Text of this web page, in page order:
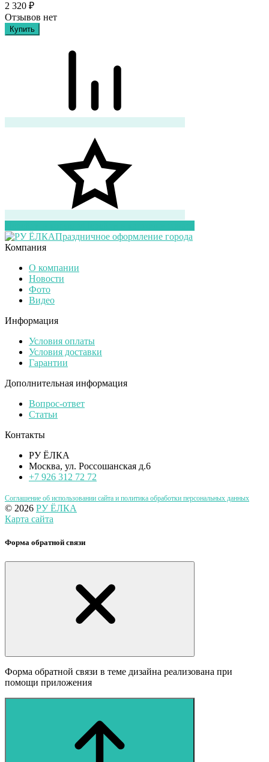
2 320 ₽
Отзывов нет
Праздничное оформление города
Компания
О компании
Новости
Фото
Видео
Информация
Условия оплаты
Условия доставки
Гарантии
Дополнительная информация
Вопрос-ответ
Статьи
Контакты
РУ ЁЛКА
Москва, ул. Россошанская д.6
+7 926 312 72 72
Соглашение об использовании сайта и политика обработки персональных данных
© 2026 РУ ЁЛКА
Карта сайта
Форма обратной связи
Форма обратной связи в теме дизайна реализована при
помощи приложения